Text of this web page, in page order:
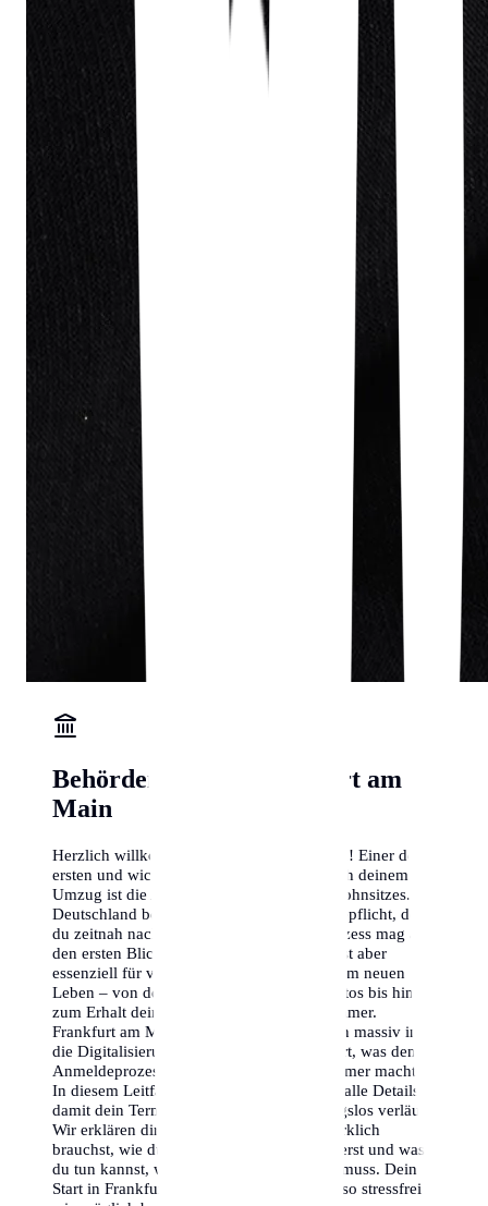
Behörden-Check Frankfurt am
Main
Herzlich willkommen in Frankfurt am Main! Einer der
ersten und wichtigsten Behördengänge nach deinem
Umzug ist die Anmeldung deines neuen Wohnsitzes. In
Deutschland besteht eine gesetzliche Meldepflicht, der
du zeitnah nachkommen musst. Dieser Prozess mag auf
den ersten Blick bürokratisch erscheinen, ist aber
essenziell für viele weitere Schritte in deinem neuen
Leben – von der Eröffnung eines Bankkontos bis hin
zum Erhalt deiner Steueridentifikationsnummer.
Frankfurt am Main hat in den letzten Jahren massiv in
die Digitalisierung der Verwaltung investiert, was den
Anmeldeprozess für dich deutlich angenehmer macht.
In diesem Leitfaden führen wir dich durch alle Details,
damit dein Termin beim Bürgeramt reibungslos verläuft.
Wir erklären dir, welche Dokumente du wirklich
brauchst, wie du die besten Termine ergatterst und was
du tun kannst, wenn es mal schnell gehen muss. Dein
Start in Frankfurt am Main soll schließlich so stressfrei